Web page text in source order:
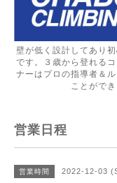
壁が低く設計してあり
です。３歳から登れる
ナーはプロの指導者＆
ことがで
営業日程
営業時間 2022-12-03